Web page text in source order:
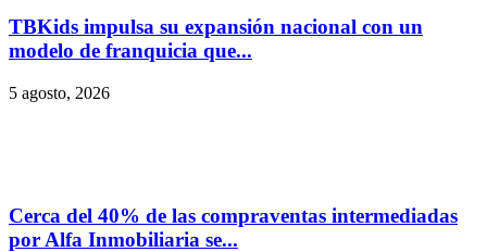
TBKids impulsa su expansión nacional con un
modelo de franquicia que...
5 agosto, 2026
Cerca del 40% de las compraventas intermediadas
por Alfa Inmobiliaria se...